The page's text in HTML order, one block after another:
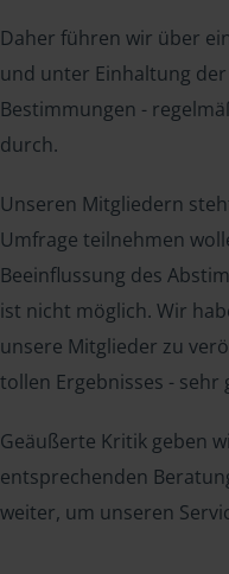
Daher führen wir über
und unter Einhaltung
Bestimmungen -
durch.
Unseren Mitgliedern
Umfrage teilnehmen
Beeinflussung des
ist nicht möglich. Wir
unsere Mitglieder zu
tollen Ergebnisses - sehr
Geäußerte Kritik geben
entsprechenden
weiter, um unseren